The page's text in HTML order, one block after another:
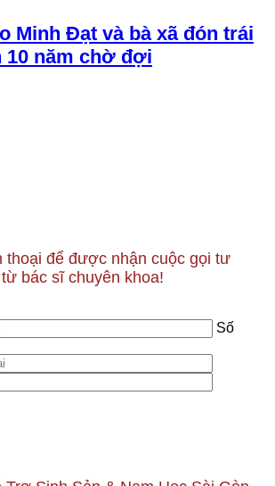
Minh Đạt và bà xã đón trái
10 năm chờ đợi
thoại để được nhận cuộc gọi tư
bác sĩ chuyên khoa!
Số